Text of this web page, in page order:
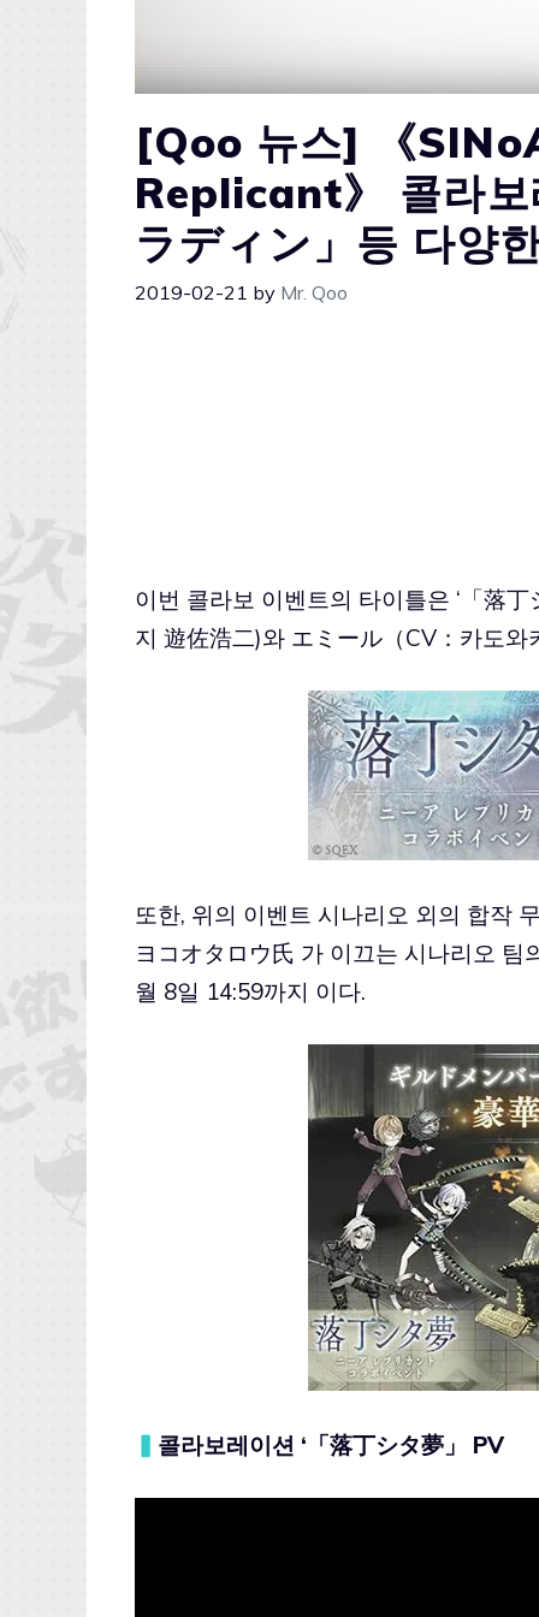
[Qoo 뉴스] 《
Replicant》 콜라보
ラディン」등 다양
2019-02-21 by Mr. Qoo
이번 콜라보 이벤트의 타이틀은 ‘「落
지 遊佐浩二)와 エミール（CV：카도
또한, 위의 이벤트 시나리오 외의 합작
ヨコオタロウ氏 가 이끄는 시나리오
월 8일 14:59까지 이다.
▍ 콜라보레이션 ‘「落丁シタ夢」 PV